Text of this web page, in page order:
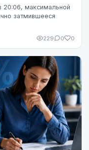
20:06, максимальной
затмившееся
229 0 0